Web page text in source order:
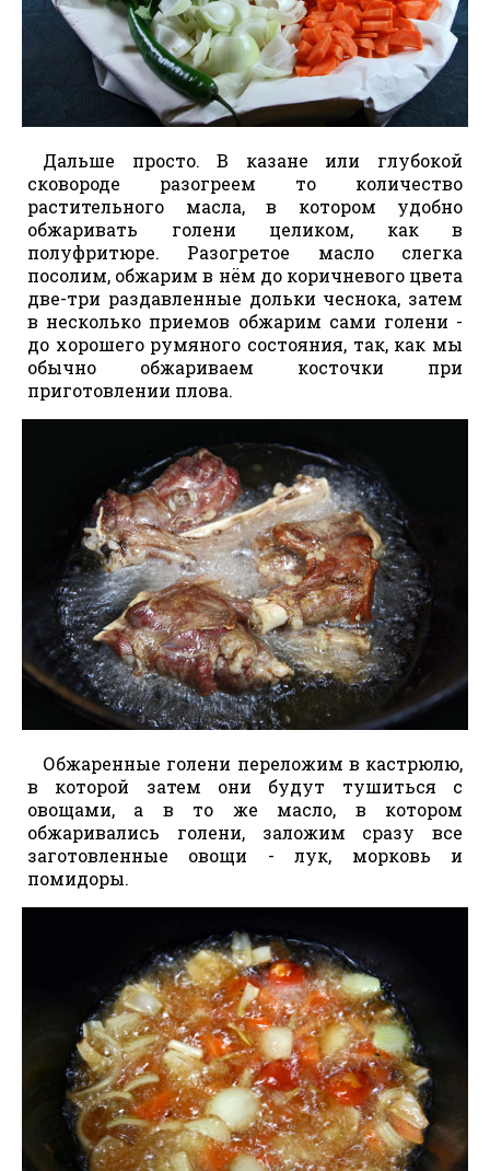
Дальше просто. В казане или глубокой
сковороде разогреем то количество
растительного масла, в котором удобно
обжаривать голени целиком, как в
полуфритюре. Разогретое масло слегка
посолим, обжарим в нём до коричневого цвета
две-три раздавленные дольки чеснока, затем
в несколько приемов обжарим сами голени -
до хорошего румяного состояния, так, как мы
обычно обжариваем косточки при
приготовлении плова.
Обжаренные голени переложим в кастрюлю,
в которой затем они будут тушиться с
овощами, а в то же масло, в котором
обжаривались голени, заложим сразу все
заготовленные овощи - лук, морковь и
помидоры.